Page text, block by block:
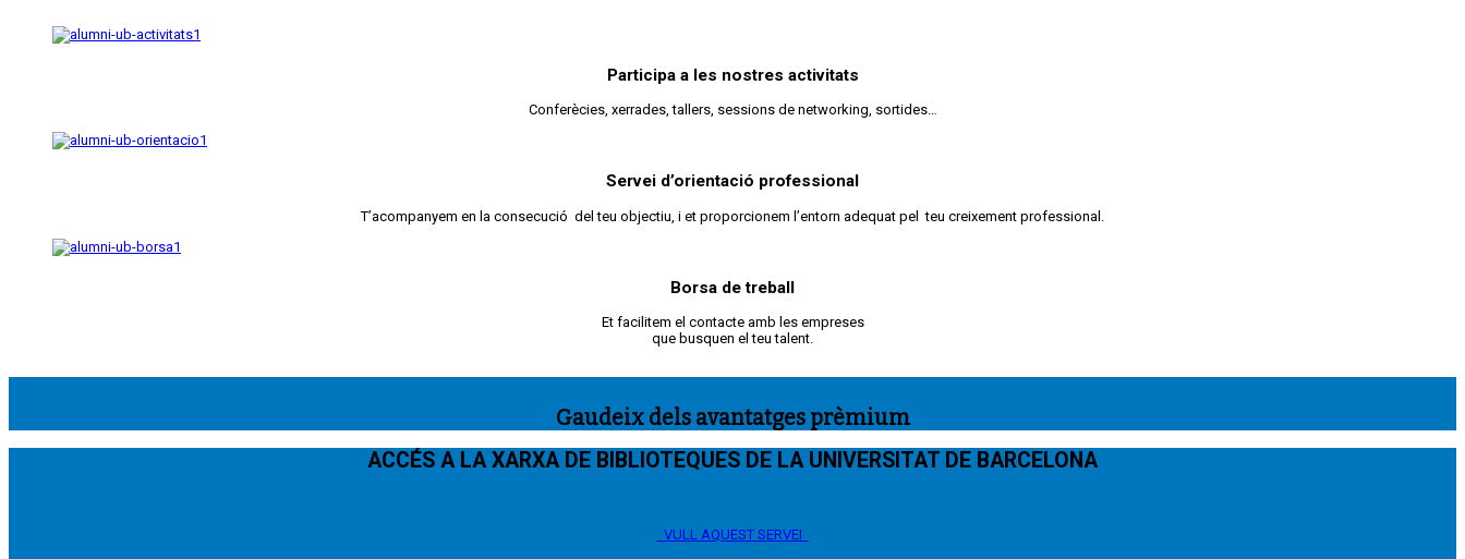
Participa a les nostres activitats
Conferècies, xerrades, tallers, sessions de networking, sortides…
Servei d’orientació professional
T’acompanyem en la consecució del teu objectiu, i et proporcionem l’entorn adequat pel teu creixement professional.
Borsa de treball
Et facilitem el contacte amb les empreses
que busquen el teu talent.
Gaudeix dels avantatges prèmium
ACCÉS A LA XARXA DE BIBLIOTEQUES DE LA UNIVERSITAT DE BARCELONA
VULL AQUEST SERVEI